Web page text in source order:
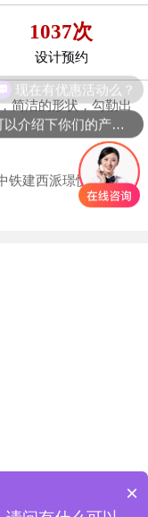
1037次
设计预约
简洁的形状，勾勒出
铁建西派璟悦 中粮
可以介绍下你们的产品么？
现在有优惠活动么？
×